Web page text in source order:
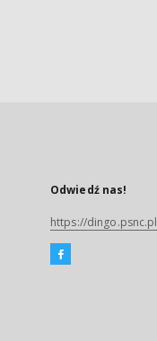
Odwiedź nas!
https://dingo.psnc.pl